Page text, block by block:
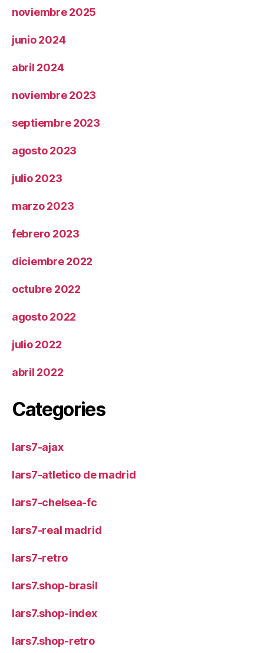
noviembre 2025
junio 2024
abril 2024
noviembre 2023
septiembre 2023
agosto 2023
julio 2023
marzo 2023
febrero 2023
diciembre 2022
octubre 2022
agosto 2022
julio 2022
abril 2022
Categories
lars7-ajax
lars7-atletico de madrid
lars7-chelsea-fc
lars7-real madrid
lars7-retro
lars7.shop-brasil
lars7.shop-index
lars7.shop-retro